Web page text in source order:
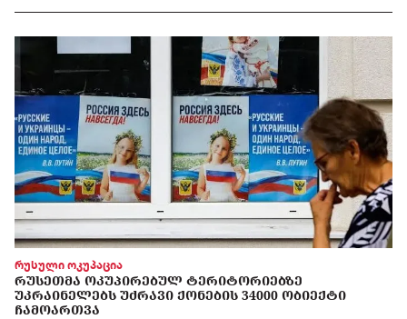
რუსული ოკუპაცია
ᲠᲣᲡᲔᲗᲛᲐ ᲝᲙᲣᲞᲘᲠᲔᲑᲣᲚ ᲢᲔᲠᲘᲢᲝᲠᲘᲔᲑᲖᲔ
ᲣᲙᲠᲐᲘᲜᲔᲚᲔᲑᲡ ᲣᲫᲠᲐᲕᲘ ᲥᲝᲜᲔᲑᲘᲡ 34000 ᲝᲑᲘᲔᲥᲢᲘ
ᲩᲐᲛᲝᲐᲠᲗᲕᲐ